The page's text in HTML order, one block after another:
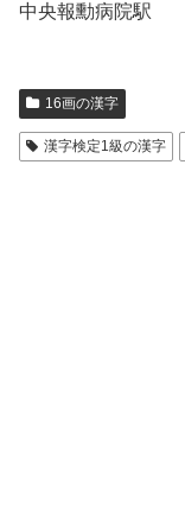
中央報勳病院駅
16画の漢字
漢字検定1級の漢字